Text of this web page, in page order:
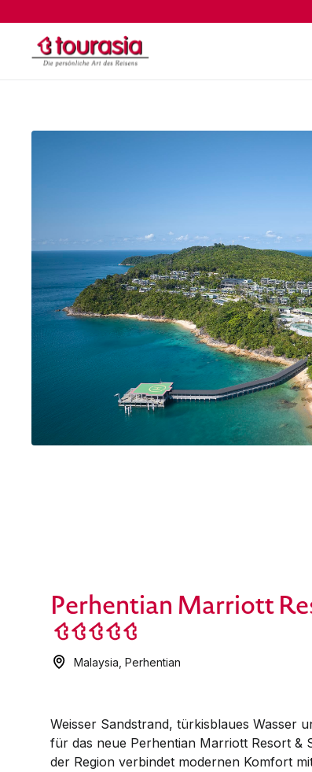
Perhentian Marriott
Malaysia ,Perhentian
Weisser Sandstrand, türkisblaues Wasser
für das neue Perhentian Marriott Resort &
der Region verbindet modernen Komfort